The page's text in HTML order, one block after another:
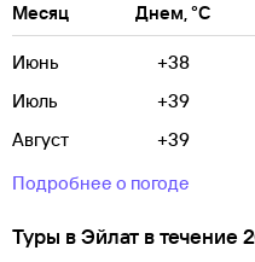
Месяц Днем, °C
Июнь +38
Июль
+39
Август
+39
Подробнее о погоде
Туры в Эйлат в течение